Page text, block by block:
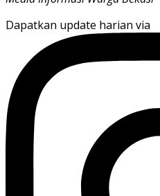
Dapatkan update harian via